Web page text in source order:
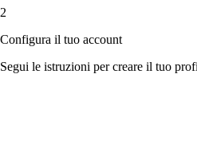
2
Configura il tuo account
Segui le istruzioni per creare il tuo